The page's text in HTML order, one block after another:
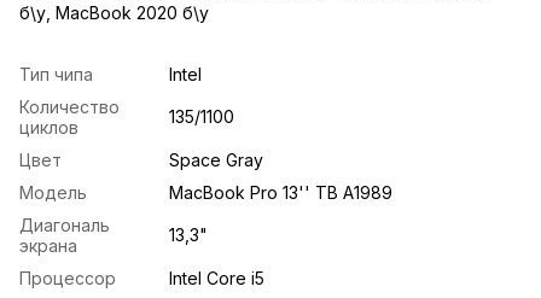
б\у MacBook 2020 б\у
Тип чипа
Intel
Количество
циклов
135/1100
Цвет
Space Gray
Модель
MacBook Pro 13'' TB A1989
Диагональ
экрана
13,3"
Процессор
Intel Core i5